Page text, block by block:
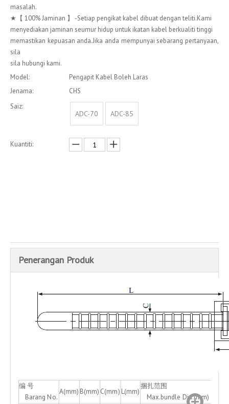
masalah.
★【 100% Jaminan 】 -Setiap pengikat kabel dibuat dengan teliti.Kami
menyediakan jaminan seumur hidup untuk ikatan kabel berkualiti tinggi
memastikan kepuasan anda.Jika anda mempunyai sebarang pertanyaan,
sila
sila hubungi kami.
Model:
Pengapit Kabel Boleh Laras
Jenama:
CHS
Saiz:
ADC-70 ADC-85
Kuantiti:
Penerangan Produk
编 号
Barang No.
A(mm) B(mm) C(mm) L(mm)
捆扎范围
Max.bundle Dia.(mm)